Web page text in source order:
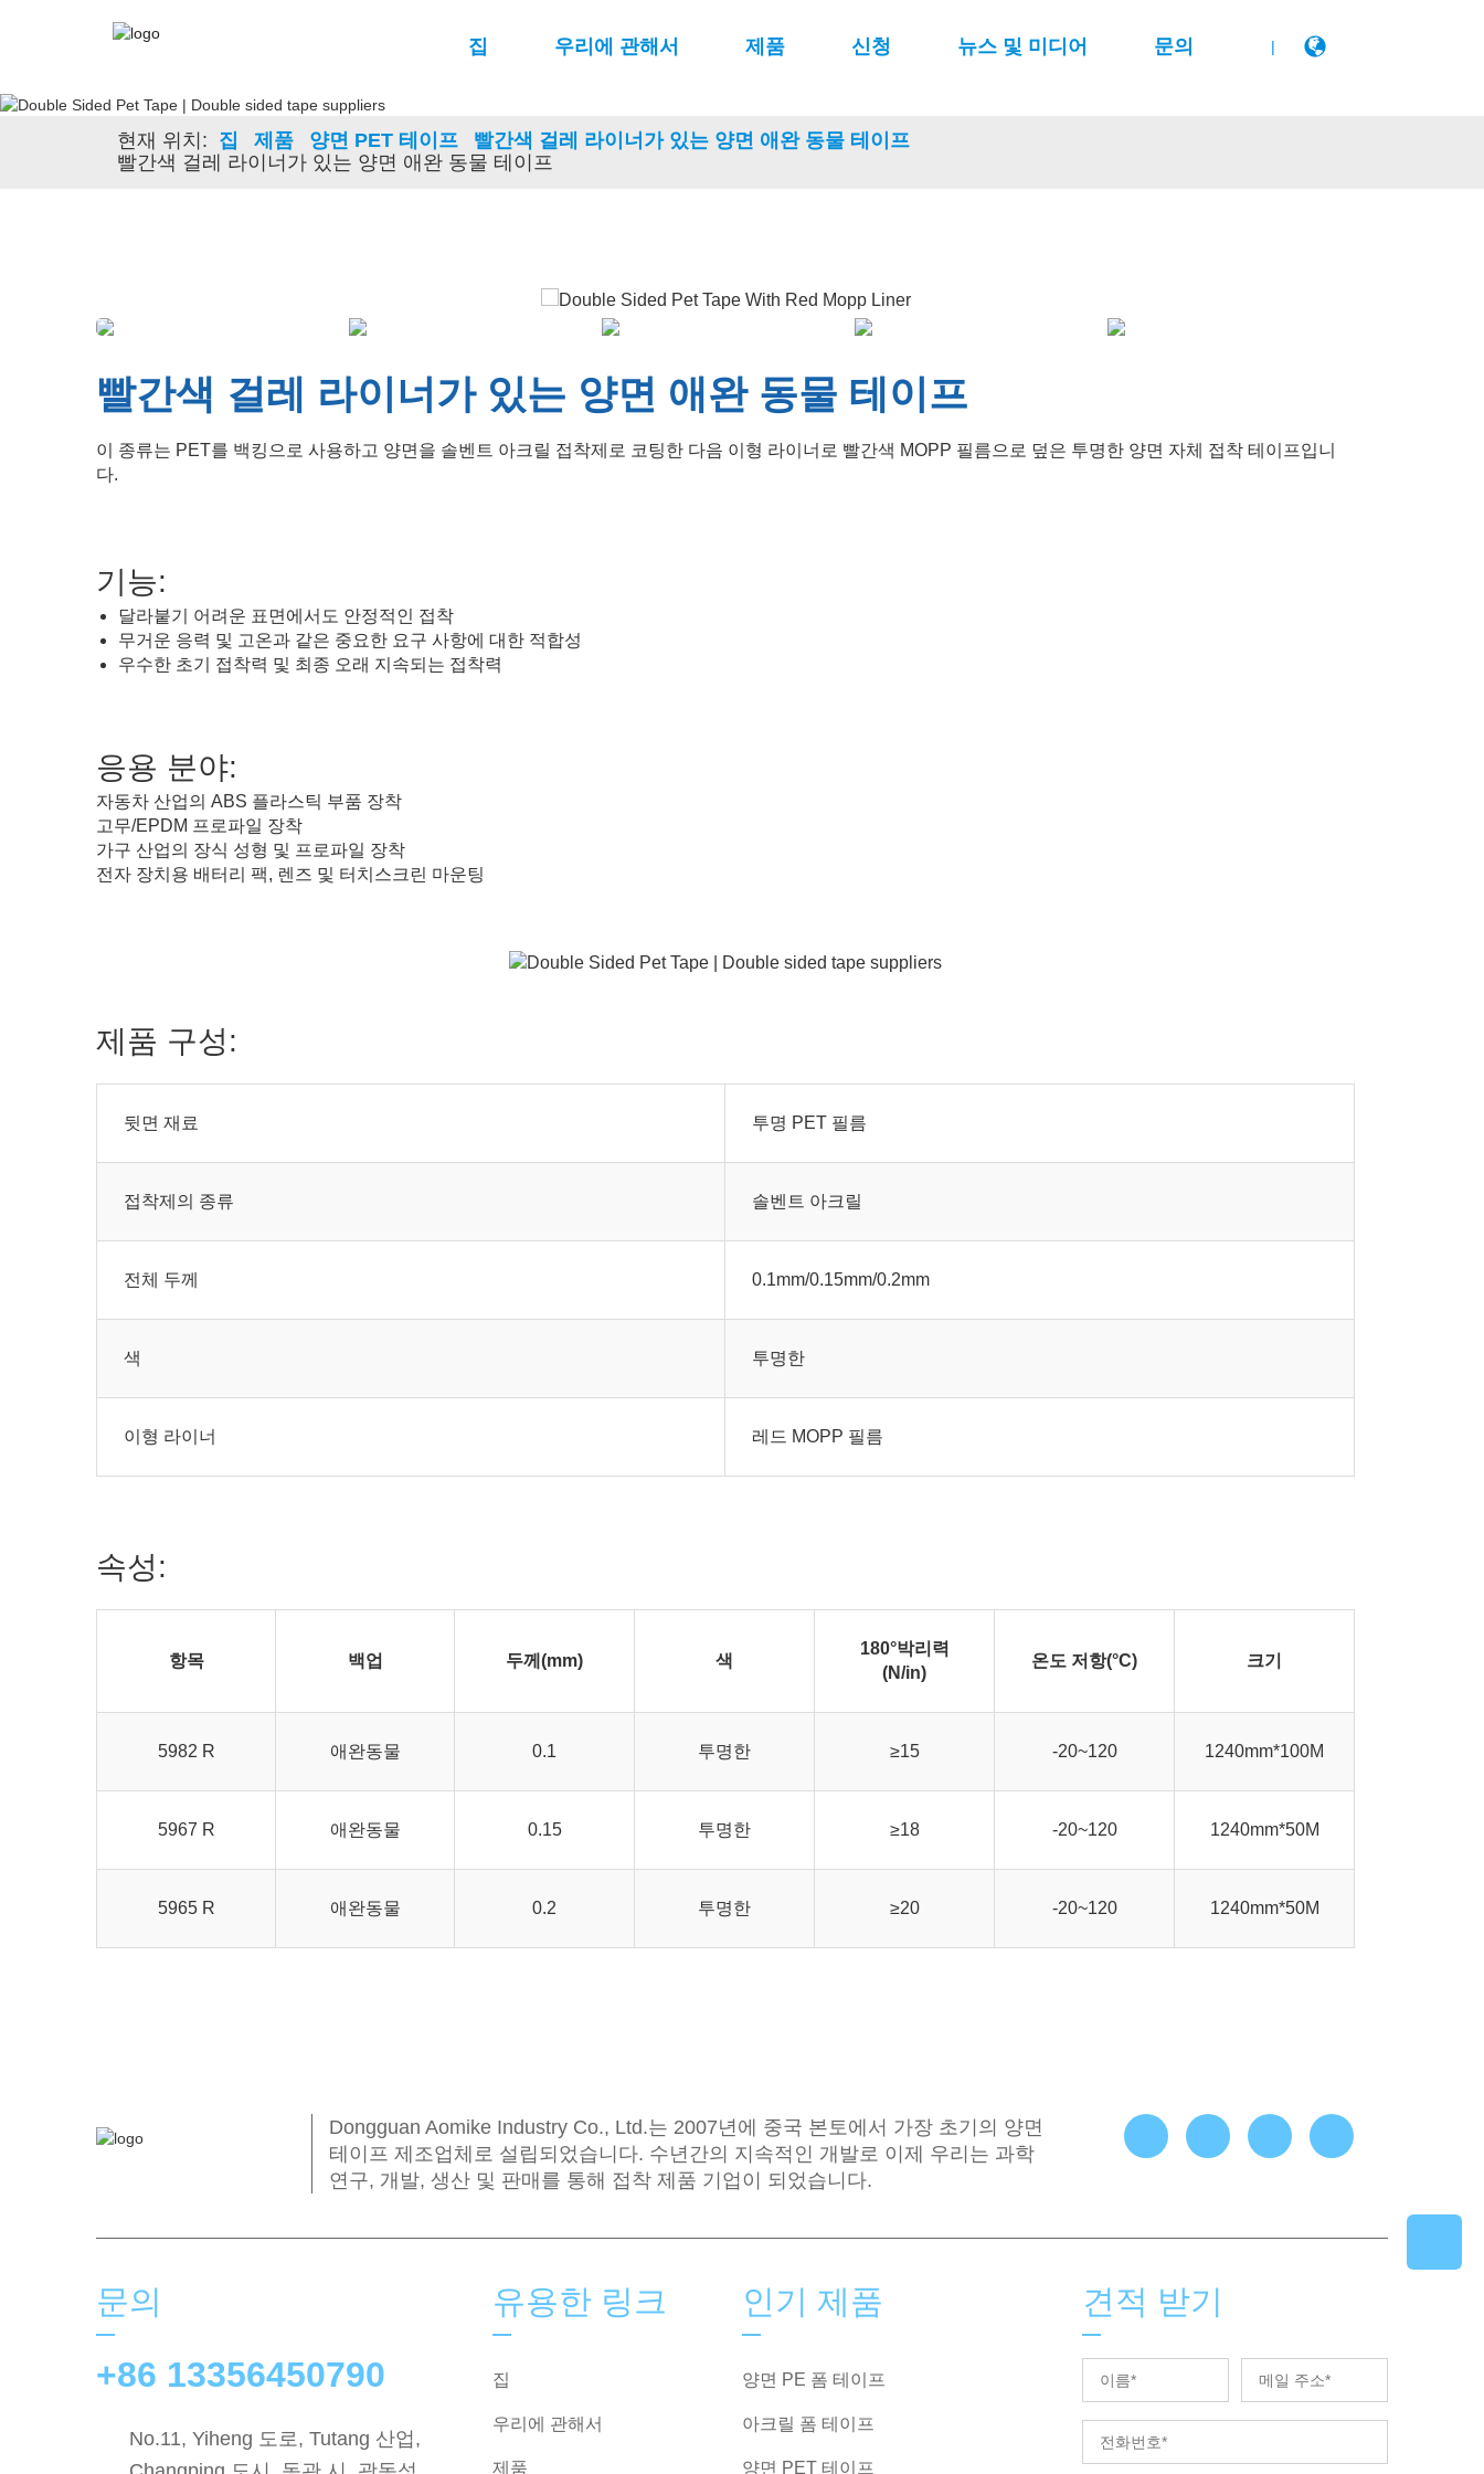
집 우리에 관해서 제품 신청 뉴스 및 미디어 문의 |
현재 위치: 집 제품 양면 PET 테이프
빨간색 걸레 라이너가 있는 양면 애완 동물 테이프
빨간색 걸레 라이너가 있는 양면 애완 동물 테이프
빨간색 걸레 라이너가 있는 양면 애완 동물 테이프
이 종류는 PET를 백킹으로 사용하고 양면을 솔벤트 아크릴 접착제로 코팅한 다음 이형 라이너로 빨간색 MOPP 필름으로 덮은 투명한 양면 자체 접착 테이프입니
다.
기능:
달라붙기 어려운 표면에서도 안정적인 접착
무거운 응력 및 고온과 같은 중요한 요구 사항에 대한 적합성
우수한 초기 접착력 및 최종 오래 지속되는 접착력
응용 분야:
자동차 산업의 ABS 플라스틱 부품 장착
고무/EPDM 프로파일 장착
가구 산업의 장식 성형 및 프로파일 장착
전자 장치용 배터리 팩, 렌즈 및 터치스크린 마운팅
제품 구성:
뒷면 재료 투명 PET 필름
접착제의 종류 솔벤트 아크릴
전체 두께 0.1mm/0.15mm/0.2mm
색 투명한
이형 라이너 레드 MOPP 필름
속성:
항목 백업 두께(mm) 색
180°박리력
(N/in)
온도 저항(°C) 크기
5982 R 애완동물 0.1 투명한 ≥15 -20~120 1240mm*100M
5967 R 애완동물 0.15 투명한 ≥18 -20~120 1240mm*50M
5965 R 애완동물 0.2 투명한 ≥20 -20~120 1240mm*50M
Dongguan Aomike Industry Co., Ltd.는 2007년에 중국 본토에서 가장 초기의 양면
테이프 제조업체로 설립되었습니다. 수년간의 지속적인 개발로 이제 우리는 과학
연구, 개발, 생산 및 판매를 통해 접착 제품 기업이 되었습니다.
문의
+86 13356450790
No.11, Yiheng 도로, Tutang 산업,
유용한 링크
집
우리에 관해서
제품
인기 제품
양면 PE 폼 테이프
아크릴 폼 테이프
양면 PET 테이프
견적 받기